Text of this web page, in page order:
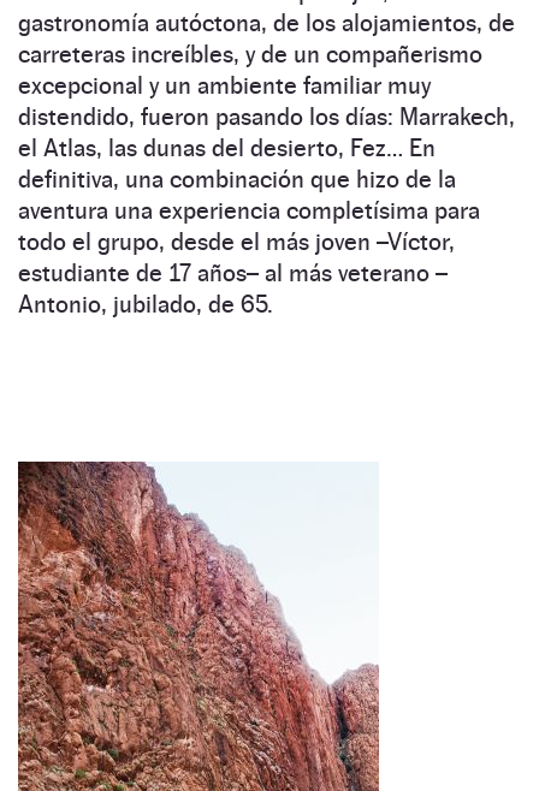
gastronomía autóctona, de los alojamientos, de
carreteras increíbles, y de un compañerismo
excepcional y un ambiente familiar muy
distendido, fueron pasando los días: Marrakech,
el Atlas, las dunas del desierto, Fez… En
definitiva, una combinación que hizo de la
aventura una experiencia completísima para
todo el grupo, desde el más joven –Víctor,
estudiante de 17 años– al más veterano –
Antonio, jubilado, de 65.